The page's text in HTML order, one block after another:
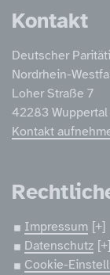
Kontakt
Deutscher
Nordrhein-
Loher Straße 7
42283 Wuppertal
Kontakt
Impressum
Datenschutz
Cookie-